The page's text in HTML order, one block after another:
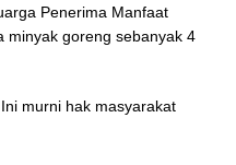
Penerima Manfaat
minyak goreng sebanyak 4
murni hak masyarakat